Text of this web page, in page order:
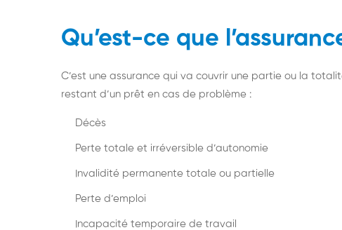
Qu’est-ce que
C’est une assurance qui va couvrir une partie ou la
restant d’un prêt en cas de problème :
Décès
Perte totale et irréversible d’autonomie
Invalidité permanente totale ou partielle
Perte d’emploi
Incapacité temporaire de travail